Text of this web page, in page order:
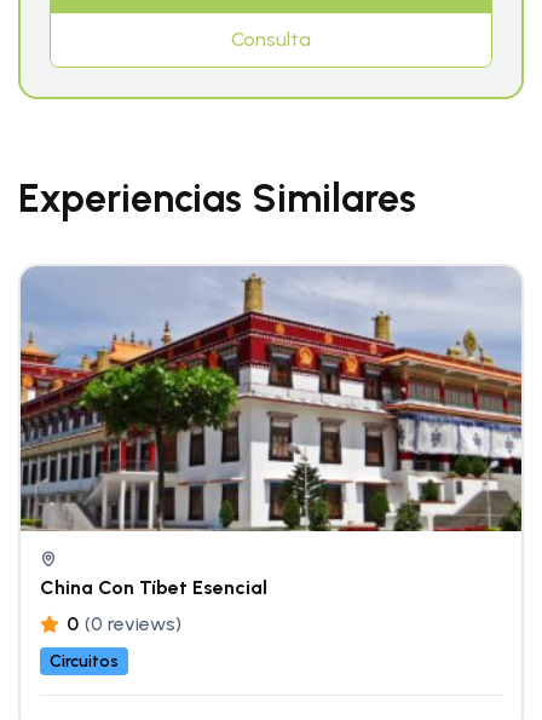
Consulta
Experiencias Similares
China Con Tíbet Esencial
0 (0 reviews)
Circuitos